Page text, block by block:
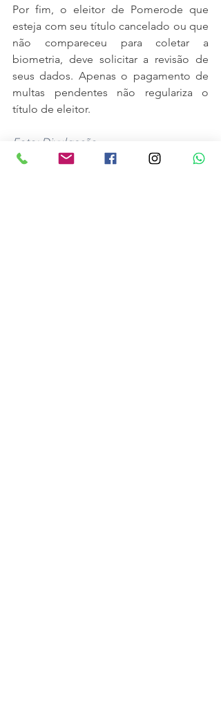
Por fim, o eleitor de Pomerode que
esteja com seu título cancelado ou que
não compareceu para coletar a
biometria, deve solicitar a revisão de
seus dados. Apenas o pagamento de
multas pendentes não regulariza o
título de eleitor.
Foto: Divulgação
Política